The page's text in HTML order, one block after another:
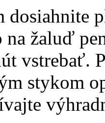
dosiahnite
žaluď
vstrebať.
stykom